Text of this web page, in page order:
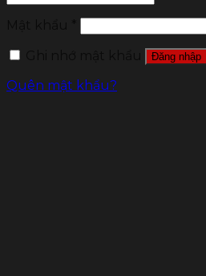
Đăng nhập
Quên mật khẩu?